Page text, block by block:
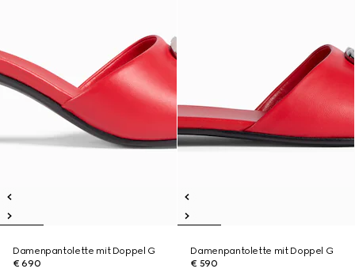
Damenpantolette mit Doppel G
€ 690
Damenpantolette mit Doppel G
€ 590